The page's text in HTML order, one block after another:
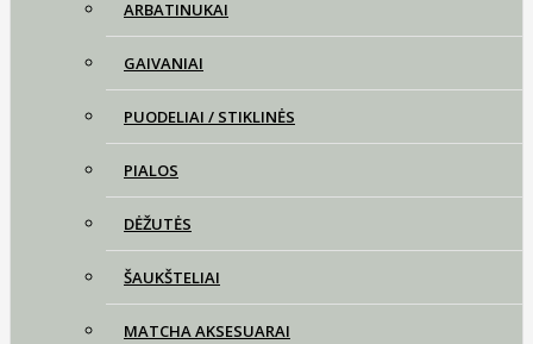
ARBATINUKAI
GAIVANIAI
PUODELIAI / STIKLINĖS
PIALOS
DĖŽUTĖS
ŠAUKŠTELIAI
MATCHA AKSESUARAI